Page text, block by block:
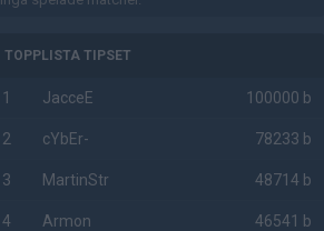
TOPPLISTA TIPSET
1 JacceE 100000 b
2 cYbEr- 78233 b
3 MartinStr 48714 b
4 Armon 46541 b